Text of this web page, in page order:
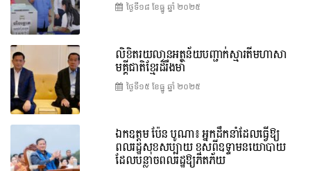
ថ្ងៃទី១៨ ខែ​ធ្នូ ឆ្នាំ ២០២៥
លិខិតរយលានអត្ថន័យបញ្ជាក់ស្មារតីមហាសា
មគ្គីជាតិខ្មែរដ៏រឹងមាំ
ថ្ងៃទី១៥ ខែ​ធ្នូ ឆ្នាំ ២០២៥
ឯកឧត្តម ប៉ែន បូណា៖ អ្នកដឹកនាំដែលធ្វើឱ្យ
ពលរដ្ឋសុខសប្បាយ ខុសពីឧទ្ទាមនយោបាយ
ដែលបន្លាចពលរដ្ឋឱ្យភិតភ័យ